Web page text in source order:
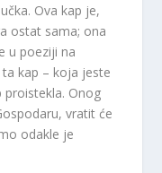
Ova kap je,
ostat sama; ona
u poeziji na
kap – koja jeste
Onog
vratit će
odakle je